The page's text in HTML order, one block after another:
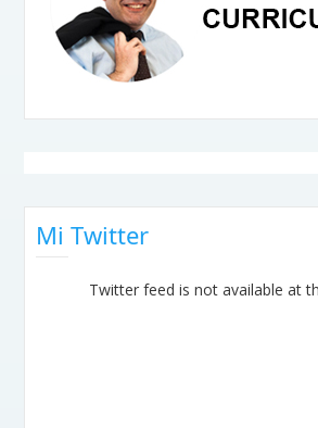
Mi Twitter
Twitter feed is not available at